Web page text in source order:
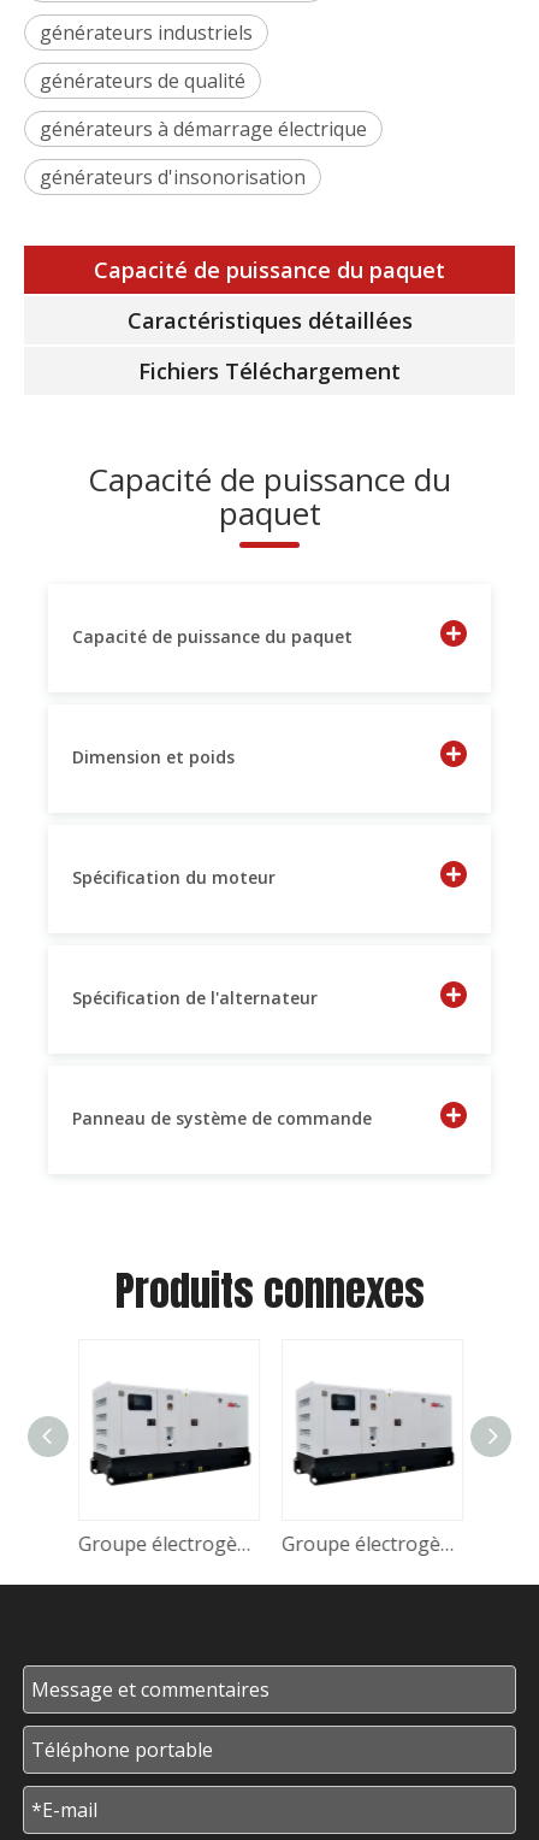
générateurs industriels
générateurs de qualité
générateurs à démarrage électrique
générateurs d'insonorisation
Capacité de puissance du paquet
Caractéristiques détaillées
Fichiers Téléchargement
Capacité de puissance du
paquet
Capacité de puissance du paquet
Dimension et poids
Spécification du moteur
Spécification de l'alternateur
Panneau de système de commande
Produits connexes
Groupe électrogène diesel DIY-KF83 ​​KOFO 4RT55-88D 60 kW 75 kVA 50 Hz avec moteur Ricardo de Chine Groupe électrogène diesel DIY-DP165 YTO LR6B3L-15 120 kW 150 kVA 50 Hz